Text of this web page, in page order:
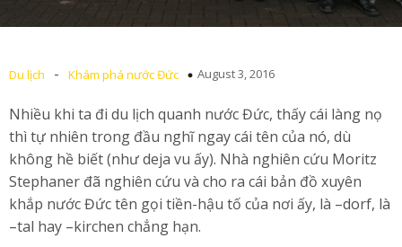
Du lịch - Khám phá nước Đức August 3, 2016
Nhiều khi ta đi du lịch quanh nước Đức, thấy cái làng nọ
thì tự nhiên trong đầu nghĩ ngay cái tên của nó, dù
không hề biết (như deja vu ấy). Nhà nghiên cứu Moritz
Stephaner đã nghiên cứu và cho ra cái bản đồ xuyên
khắp nước Đức tên gọi tiền-hậu tố của nơi ấy, là –dorf, là
–tal hay –kirchen chẳng hạn.